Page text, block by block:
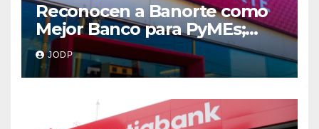
Reconocen a Banorte como
Mejor Banco para PyMEs;
supera 14% del mercado
crediticio
JODP